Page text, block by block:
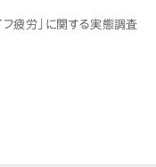
フ疲労」に関する実態調査